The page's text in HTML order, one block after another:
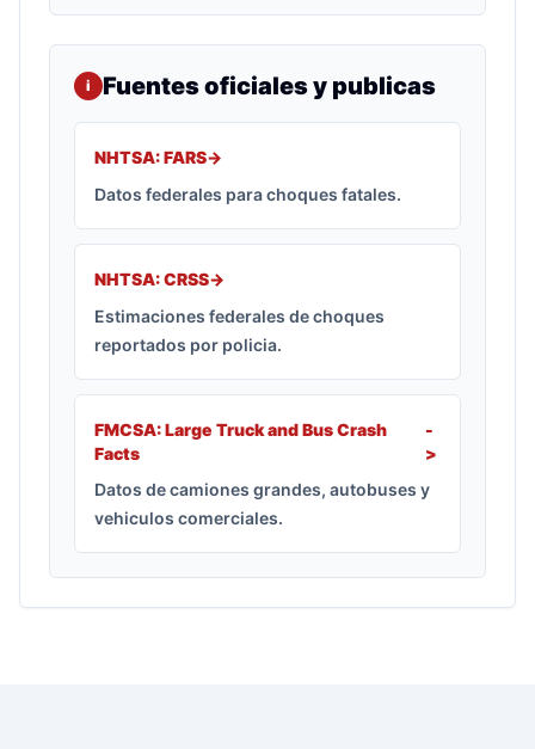
i Fuentes oficiales y publicas
NHTSA: FARS->
Datos federales para choques fatales.
NHTSA: CRSS->
Estimaciones federales de choques
reportados por policia.
FMCSA: Large Truck and Bus Crash
Facts
-
>
Datos de camiones grandes, autobuses y
vehiculos comerciales.